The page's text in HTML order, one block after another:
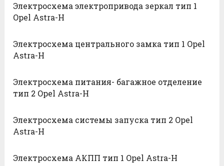
Электросхема электропривода зеркал тип 1
Opel Astra-H
Электросхема центрального замка тип 1 Opel
Astra-H
Электросхема питания- багажное отделение
тип 2 Opel Astra-H
Электросхема системы запуска тип 2 Opel
Astra-H
Электросхема АКПП тип 1 Opel Astra-H